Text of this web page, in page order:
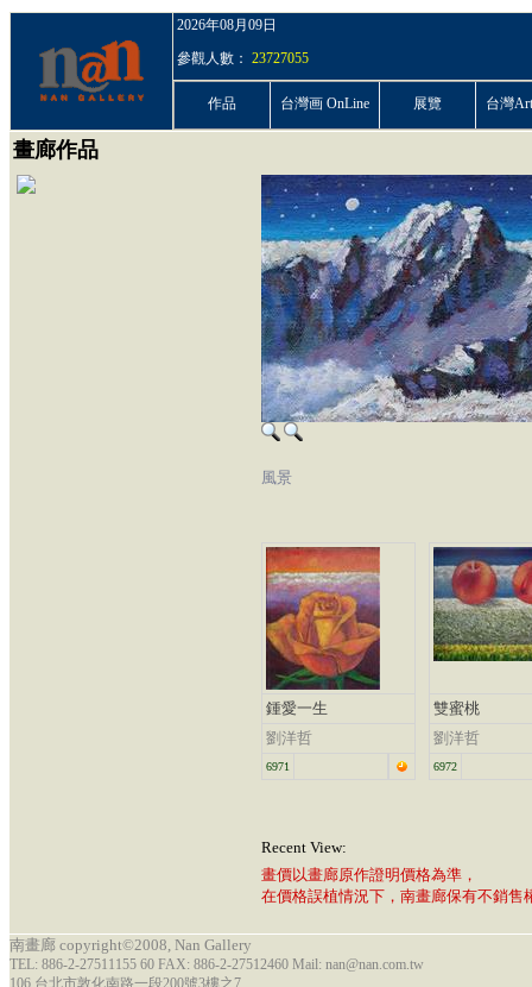
2026年08月09日
參觀人數： 23727055
作品 台灣画 OnLine 展覽 台灣
畫廊作品
風景
鍾愛一生
劉洋哲
6971
雙蜜桃
劉洋哲
6972
Recent View:
畫價以畫廊原作證明價格為準，
在價格誤植情況下，南畫廊保有不銷售
南畫廊 copyright©2008, Nan Gallery
TEL: 886-2-27511155 60 FAX: 886-2-27512460 Mail: nan@nan.com.tw
106 台北市敦化南路一段200號3樓之7